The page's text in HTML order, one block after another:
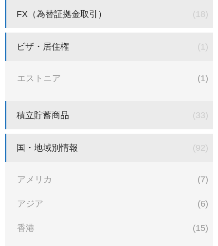
FX（為替証拠金取引） (18)
ビザ・居住権 (1)
エストニア (1)
積立貯蓄商品 (33)
国・地域別情報 (92)
アメリカ (7)
アジア (6)
香港 (15)